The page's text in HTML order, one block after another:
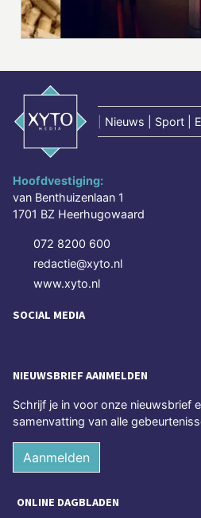
Nieuws | Sport |
Hoofdvestiging:
van Benthuizenlaan 1
1701 BZ Heerhugowaard
072 8200 600
redactie@xyto.nl
www.xyto.nl
SOCIAL MEDIA
NIEUWSBRIEF AANMELDEN
Schrijf je in voor onze nieuwsbrief
samenvatting van alle
Aanmelden
ONLINE DAGBLADEN